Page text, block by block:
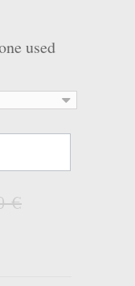
used
€